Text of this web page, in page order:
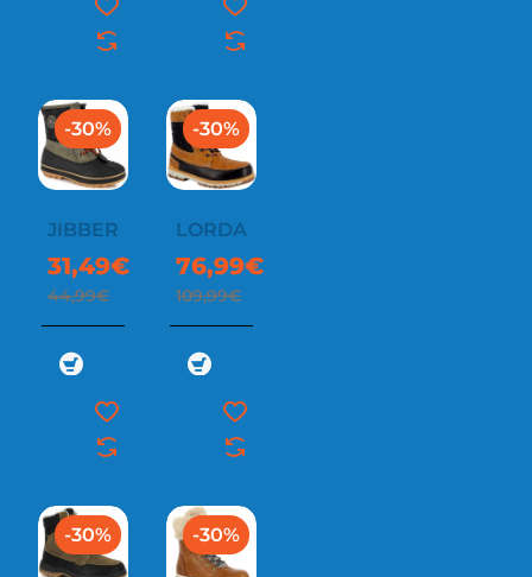
-30%
JIBBER
31,49€
44,99€
-30%
LORDAN
76,99€
109,99€
-30% -30%